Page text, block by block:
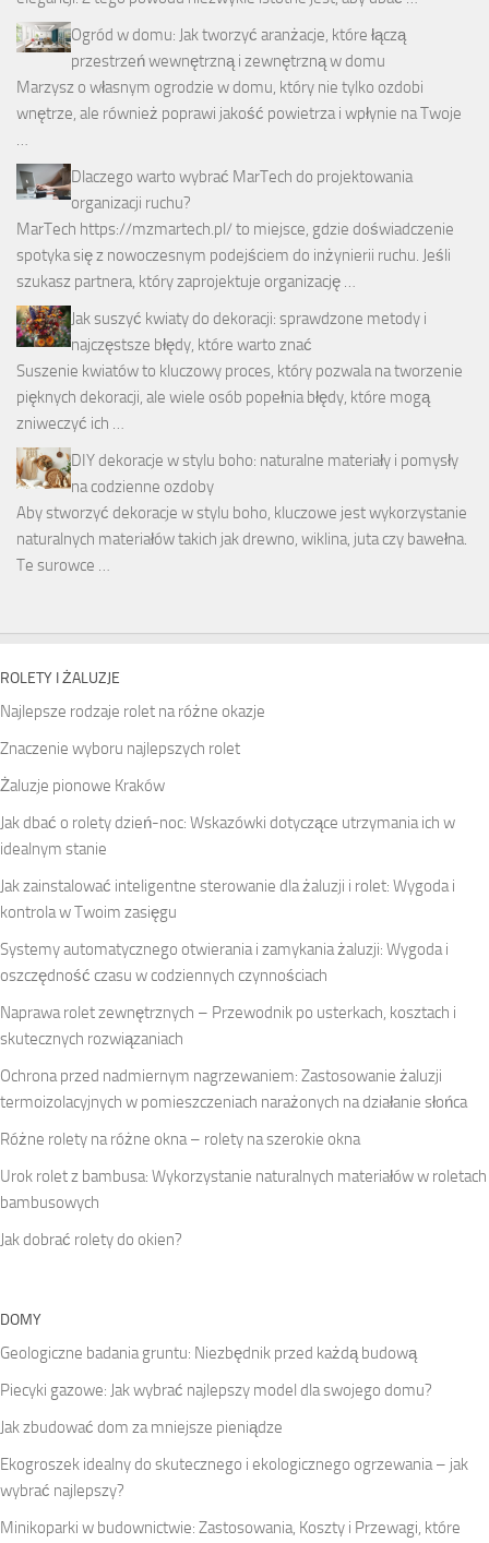
Ogród w domu: Jak tworzyć aranżacje, które łączą
przestrzeń wewnętrzną i zewnętrzną w domu
Marzysz o własnym ogrodzie w domu, który nie tylko ozdobi
wnętrze, ale również poprawi jakość powietrza i wpłynie na Twoje
…
Dlaczego warto wybrać MarTech do projektowania
organizacji ruchu?
MarTech https://mzmartech.pl/ to miejsce, gdzie doświadczenie
spotyka się z nowoczesnym podejściem do inżynierii ruchu. Jeśli
szukasz partnera, który zaprojektuje organizację …
Jak suszyć kwiaty do dekoracji: sprawdzone metody i
najczęstsze błędy, które warto znać
Suszenie kwiatów to kluczowy proces, który pozwala na tworzenie
pięknych dekoracji, ale wiele osób popełnia błędy, które mogą
zniweczyć ich …
DIY dekoracje w stylu boho: naturalne materiały i pomysły
na codzienne ozdoby
Aby stworzyć dekoracje w stylu boho, kluczowe jest wykorzystanie
naturalnych materiałów takich jak drewno, wiklina, juta czy bawełna.
Te surowce …
ROLETY I ŻALUZJE
Najlepsze rodzaje rolet na różne okazje
Znaczenie wyboru najlepszych rolet
Żaluzje pionowe Kraków
Jak dbać o rolety dzień-noc: Wskazówki dotyczące utrzymania ich w
idealnym stanie
Jak zainstalować inteligentne sterowanie dla żaluzji i rolet: Wygoda i
kontrola w Twoim zasięgu
Systemy automatycznego otwierania i zamykania żaluzji: Wygoda i
oszczędność czasu w codziennych czynnościach
Naprawa rolet zewnętrznych – Przewodnik po usterkach, kosztach i
skutecznych rozwiązaniach
Ochrona przed nadmiernym nagrzewaniem: Zastosowanie żaluzji
termoizolacyjnych w pomieszczeniach narażonych na działanie słońca
Różne rolety na różne okna – rolety na szerokie okna
Urok rolet z bambusa: Wykorzystanie naturalnych materiałów w roletach
bambusowych
Jak dobrać rolety do okien?
DOMY
Geologiczne badania gruntu: Niezbędnik przed każdą budową
Piecyki gazowe: Jak wybrać najlepszy model dla swojego domu?
Jak zbudować dom za mniejsze pieniądze
Ekogroszek idealny do skutecznego i ekologicznego ogrzewania – jak
wybrać najlepszy?
Minikoparki w budownictwie: Zastosowania, Koszty i Przewagi, które